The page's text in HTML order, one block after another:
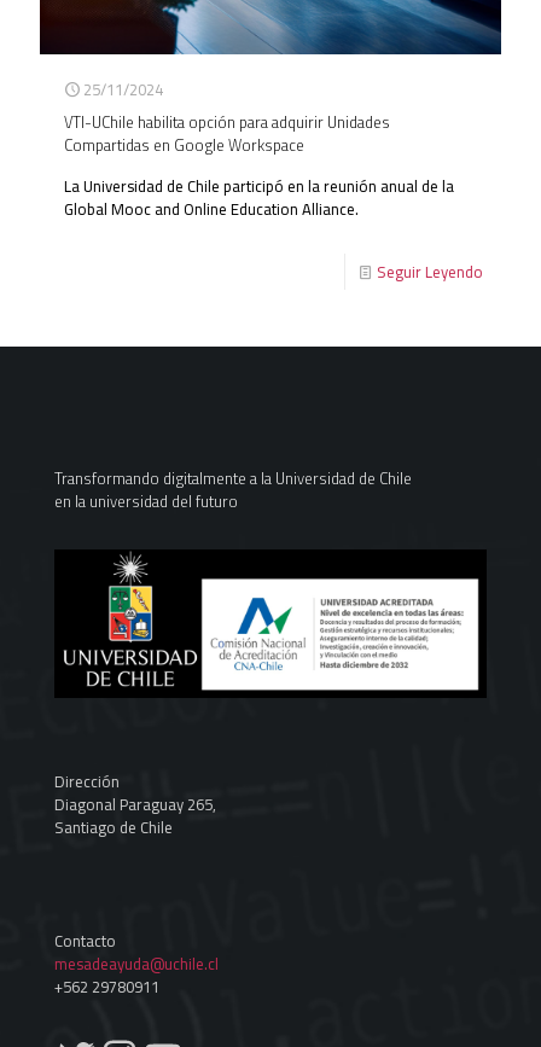
25/11/2024
VTI-UChile habilita opción para adquirir Unidades
Compartidas en Google Workspace
La Universidad de Chile participó en la reunión anual de la
Global Mooc and Online Education Alliance.
Seguir Leyendo
Transformando digitalmente a la Universidad de Chile
en la universidad del futuro
Dirección
Diagonal Paraguay 265,
Santiago de Chile
Contacto
mesadeayuda@uchile.cl
+562 29780911